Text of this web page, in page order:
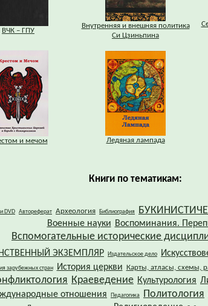
ВЧК – ГПУ
Внутренняя и внешняя политика
Си Цзиньпина
и мечом Ледяная лампада
Книги по тематикам:
DVD Автореферат Археология Библиография
Военные науки Воспоминания.
Вспомогательные исторические
ЭКЗЕМПЛЯР Издательское дело
зарубежных стран История церкви Карты, атласы, схемы,
Краеведение Культурология
отношения
Педагогика Политология